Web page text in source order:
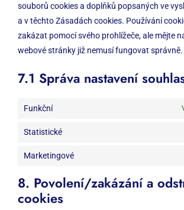
souborů cookies a doplňků popsaných ve
a v těchto Zásadách cookies. Používání
zakázat pomocí svého prohlížeče, ale mějte
webové stránky již nemusí fungovat správně.
7.1 Správa nastavení
Funkční
Statistické
Marketingové
8. Povolení/zakázání a
cookies